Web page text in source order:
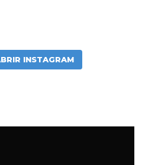
INSTAGRAM